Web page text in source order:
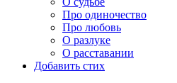
Про одиночество
Про любовь
О разлуке
О расставании
Добавить стих